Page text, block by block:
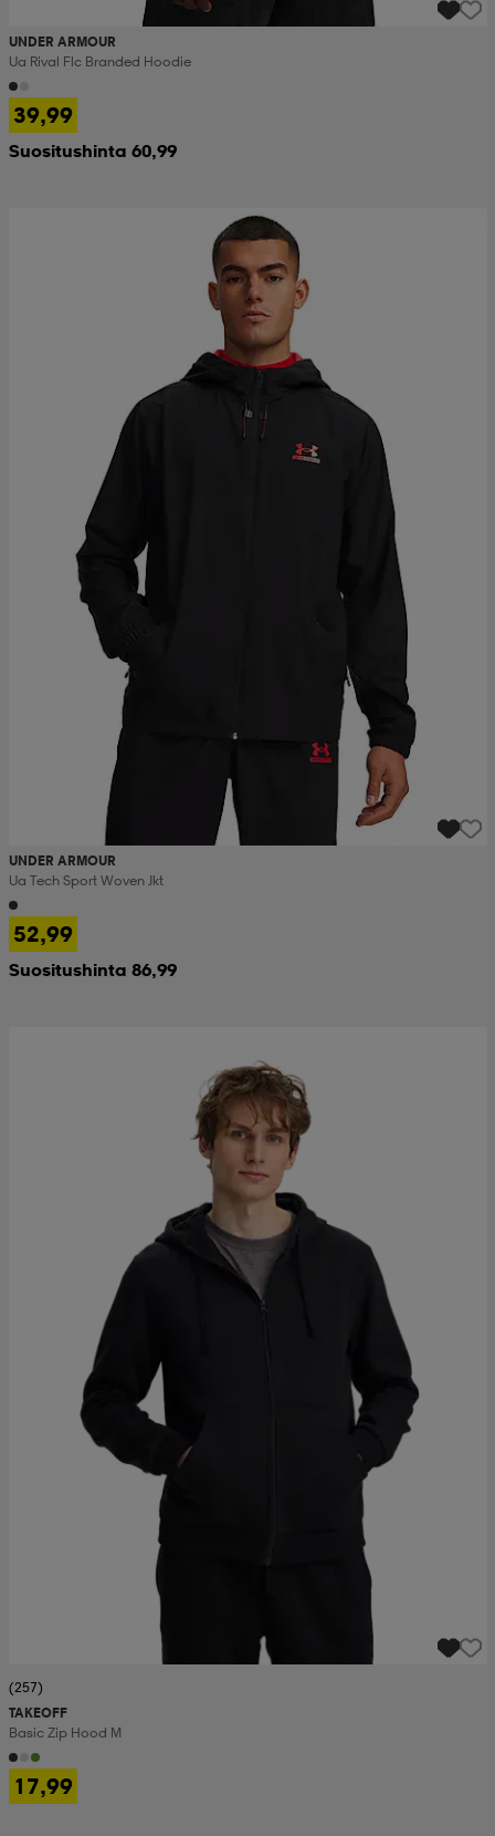
UNDER ARMOUR
Ua Rival Flc Branded Hoodie
39,99
Suositushinta 60,99
UNDER ARMOUR
Ua Tech Sport Woven Jkt
52,99
Suositushinta 86,99
(257)
TAKEOFF
Basic Zip Hood M
17,99